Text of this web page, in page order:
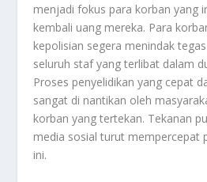
menjadi fokus para korban yang
kembali uang mereka. Para
kepolisian segera menindak
seluruh staf yang terlibat dalam
Proses penyelidikan yang cepat
sangat di nantikan oleh
korban yang tertekan. Tekanan
media sosial turut mempercepat
ini.